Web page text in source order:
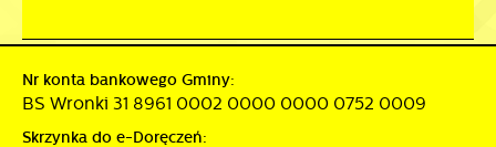
Nr konta bankowego Gminy:
BS Wronki 31 8961 0002 0000 0000 0752 0009
Skrzynka do e-Doręczeń: